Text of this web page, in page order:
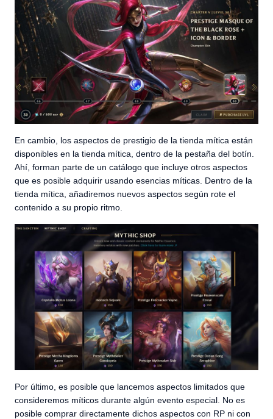
En cambio, los aspectos de prestigio de la tienda mítica están
disponibles en la tienda mítica, dentro de la pestaña del botín.
Ahí, forman parte de un catálogo que incluye otros aspectos
que es posible adquirir usando esencias míticas. Dentro de la
tienda mítica, añadiremos nuevos aspectos según rote el
contenido a su propio ritmo.
Por último, es posible que lancemos aspectos limitados que
consideremos míticos durante algún evento especial. No es
posible comprar directamente dichos aspectos con RP ni con